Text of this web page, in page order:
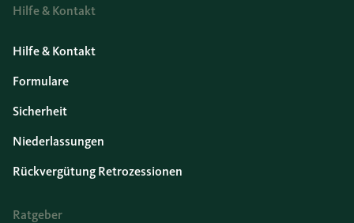
Hilfe & Kontakt
Hilfe & Kontakt
Formulare
Sicherheit
Niederlassungen
Rückvergütung Retrozessionen
Ratgeber